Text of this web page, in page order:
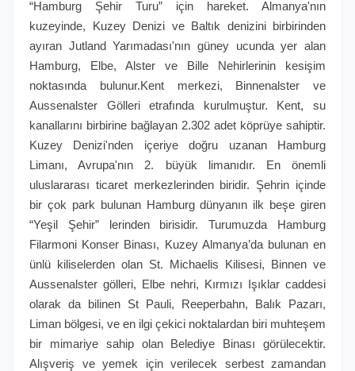
“Hamburg Şehir Turu” için hareket. Almanya'nın
kuzeyinde, Kuzey Denizi ve Baltık denizini birbirinden
ayıran Jutland Yarımadası'nın güney ucunda yer alan
Hamburg, Elbe, Alster ve Bille Nehirlerinin kesişim
noktasında bulunur.Kent merkezi, Binnenalster ve
Aussenalster Gölleri etrafında kurulmuştur. Kent, su
kanallarını birbirine bağlayan 2.302 adet köprüye sahiptir.
Kuzey Denizi'nden içeriye doğru uzanan Hamburg
Limanı, Avrupa'nın 2. büyük limanıdır. En önemli
uluslararası ticaret merkezlerinden biridir. Şehrin içinde
bir çok park bulunan Hamburg dünyanın ilk beşe giren
“Yeşil Şehir” lerinden birisidir. Turumuzda Hamburg
Filarmoni Konser Binası, Kuzey Almanya’da bulunan en
ünlü kiliselerden olan St. Michaelis Kilisesi, Binnen ve
Aussenalster gölleri, Elbe nehri, Kırmızı Işıklar caddesi
olarak da bilinen St Pauli, Reeperbahn, Balık Pazarı,
Liman bölgesi, ve en ilgi çekici noktalardan biri muhteşem
bir mimariye sahip olan Belediye Binası görülecektir.
Alışveriş ve yemek için verilecek serbest zamandan